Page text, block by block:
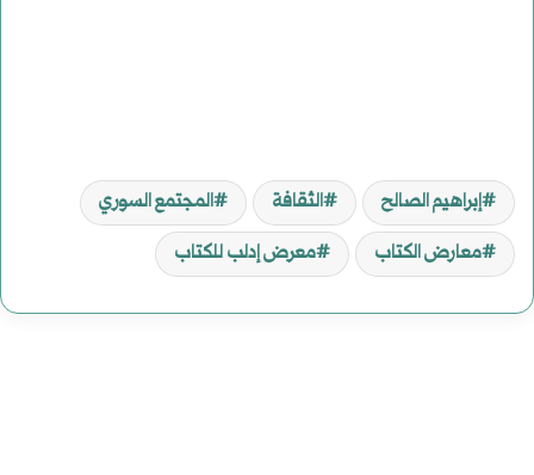
إبراهيم الصالح الثقافة
المجتمع السوري
معارض الكتاب
معرض إدلب للكتاب